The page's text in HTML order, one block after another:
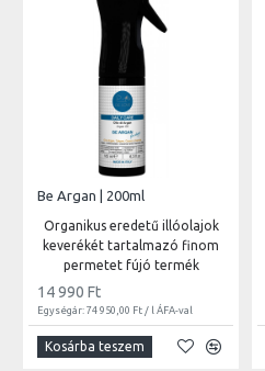
Be Argan | 200ml
Organikus eredetű illóolajok
keverékét tartalmazó finom
permetet fújó termék
14 990 Ft
Egységár: 74 950,00 Ft / l ÁFA-val
Kosárba teszem